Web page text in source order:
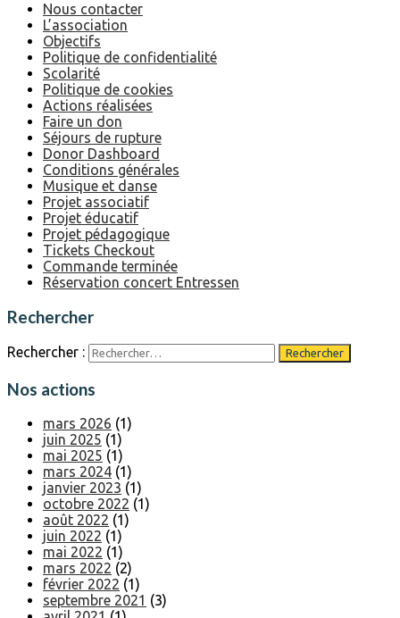
Nous contacter
L’association
Objectifs
Politique de confidentialité
Scolarité
Politique de cookies
Actions réalisées
Faire un don
Séjours de rupture
Donor Dashboard
Conditions générales
Musique et danse
Projet associatif
Projet éducatif
Projet pédagogique
Tickets Checkout
Commande terminée
Réservation concert Entressen
Rechercher
Rechercher :
Nos actions
mars 2026 (1)
juin 2025 (1)
mai 2025 (1)
mars 2024 (1)
janvier 2023 (1)
octobre 2022 (1)
août 2022 (1)
juin 2022 (1)
mai 2022 (1)
mars 2022 (2)
février 2022 (1)
septembre 2021 (3)